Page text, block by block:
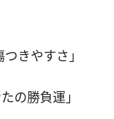
も恋人や友
まうことも
自分自身と
きやすさ」
の勝負運」